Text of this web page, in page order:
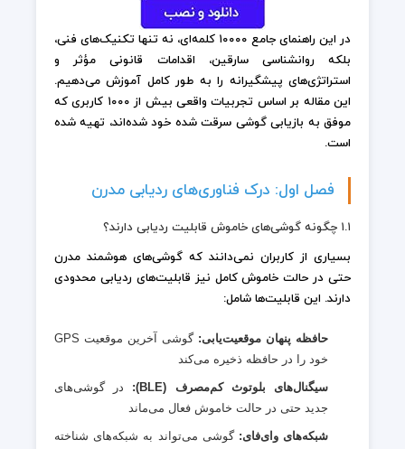
در این راهنمای جامع ۱۰۰۰۰ کلمه‌ای، نه تنها تکنیک‌های فنی،
بلکه روانشناسی سارقین، اقدامات قانونی مؤثر و
استراتژی‌های پیشگیرانه را به طور کامل آموزش می‌دهیم.
این مقاله بر اساس تجربیات واقعی بیش از ۱۰۰۰ کاربری که
موفق به بازیابی گوشی سرقت شده خود شده‌اند، تهیه شده
است.
فصل اول: درک فناوری‌های ردیابی مدرن
۱.۱ چگونه گوشی‌های خاموش قابلیت ردیابی دارند؟
بسیاری از کاربران نمی‌دانند که گوشی‌های هوشمند مدرن
حتی در حالت خاموش کامل نیز قابلیت‌های ردیابی محدودی
دارند. این قابلیت‌ها شامل:
حافظه پنهان موقعیت‌یابی:
گوشی آخرین موقعیت GPS
خود را در حافظه ذخیره می‌کند
سیگنال‌های بلوتوث کم‌مصرف (BLE):
در گوشی‌های
جدید حتی در حالت خاموش فعال می‌ماند
شبکه‌های وای‌فای: گوشی می‌تواند به شبکه‌های شناخته